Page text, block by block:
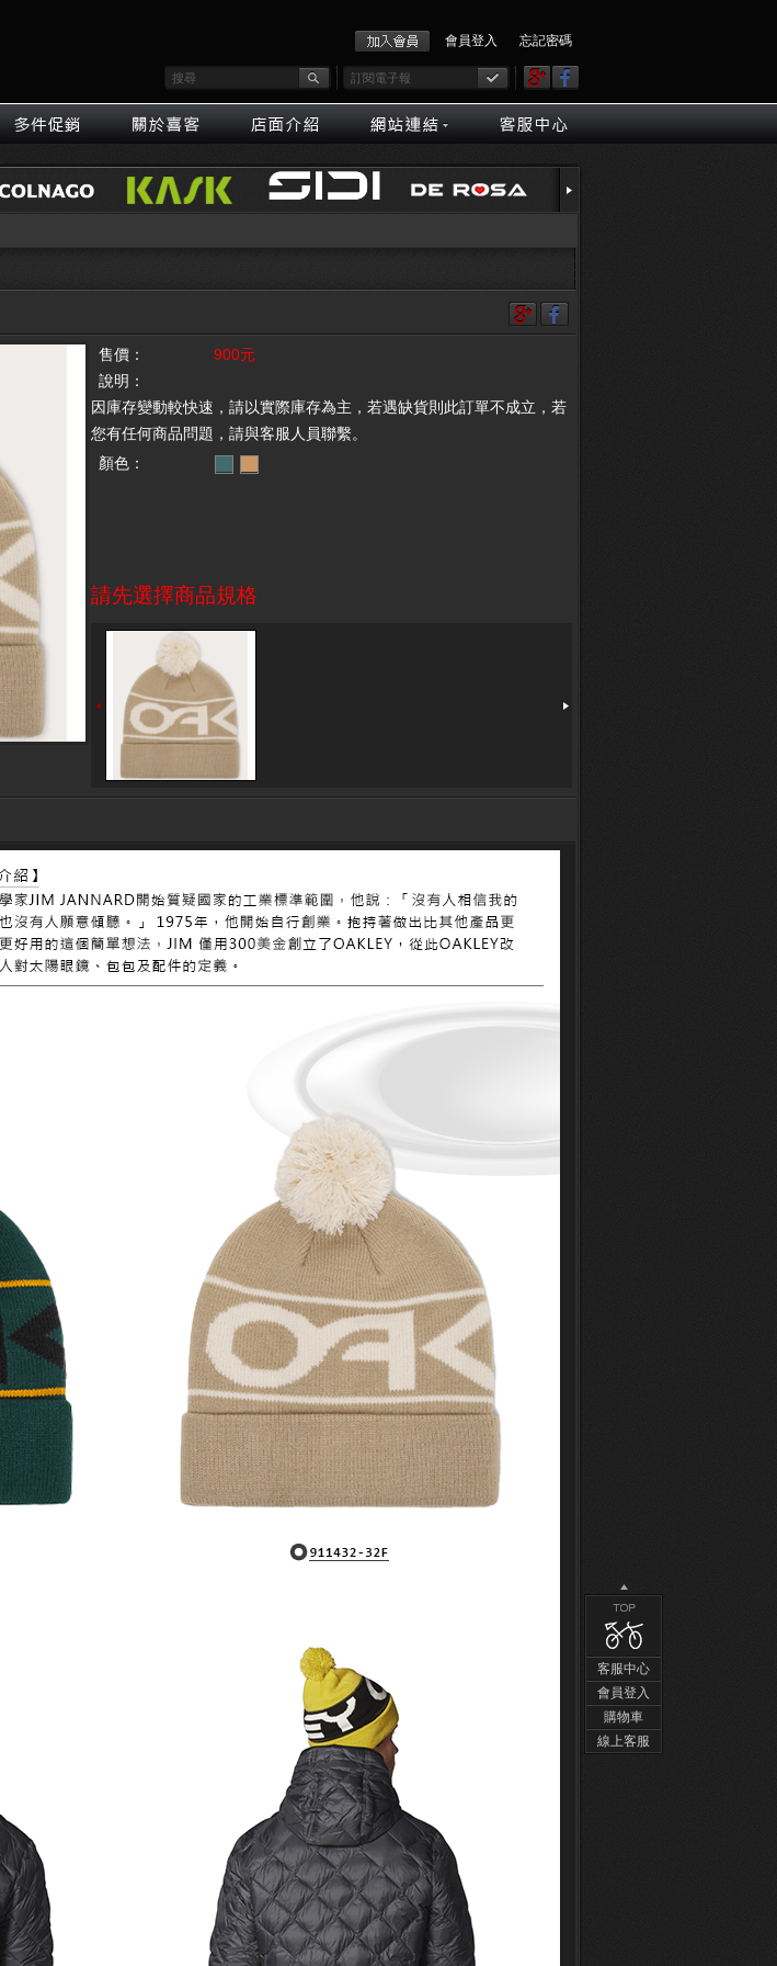
會員登入 忘記密碼
售價：
900元
說明：
因庫存變動較快速，請以實際庫存為主，若遇缺貨則此訂單不成立，若
您有任何商品問題，請與客服人員聯繫。
顏色：
請先選擇商品規格
客服中心
會員登入
購物車
線上客服